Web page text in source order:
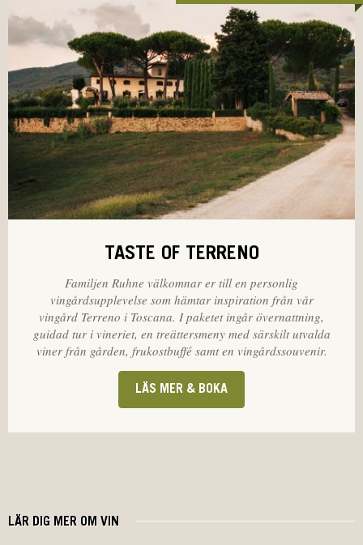
TASTE OF TERRENO
Familjen Ruhne välkomnar er till en personlig
vingårdsupplevelse som hämtar inspiration från vår
vingård Terreno i Toscana. I paketet ingår övernattning,
guidad tur i vineriet, en treättersmeny med särskilt utvalda
viner från gården, frukostbuffé samt en vingårdssouvenir.
LÄS MER & BOKA
LÄR DIG MER OM VIN